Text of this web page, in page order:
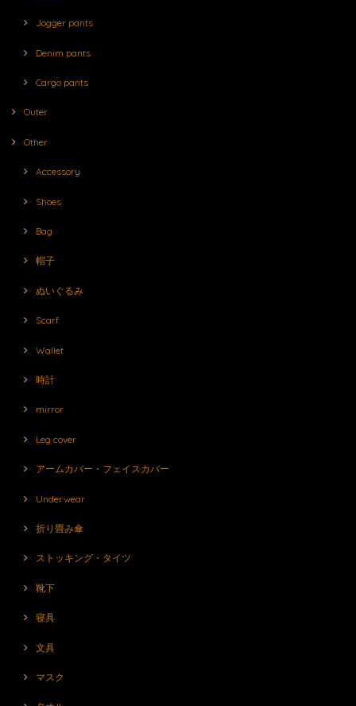
Jogger pants
Denim pants
Cargo pants
Outer
Other
Accessory
Shoes
Bag
帽子
ぬいぐるみ
Scarf
Wallet
時計
mirror
Leg cover
アームカバー・フェイスカバー
Underwear
折り畳み傘
ストッキング・タイツ
靴下
寝具
文具
マスク